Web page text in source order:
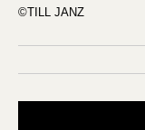
©TILL JANZ